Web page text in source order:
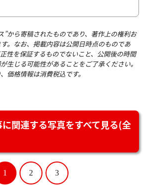
から寄稿されたものであり、著作上の権利お
。なお、掲載内容は公開日時点のものであ
性を保証するものでないこと、公開後の時間
生じる可能性があることをご了承ください。
価格情報は消費税込です。
に関連する写真をすべて見る(全
1 2 3